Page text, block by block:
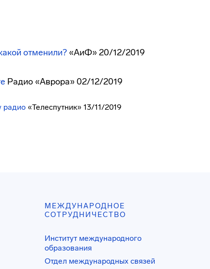
отменили? «АиФ» 20/12/2019
Радио «Аврора» 02/12/2019
радио «Телеспутник» 13/11/2019
МЕЖДУНАРОДНОЕ
СОТРУДНИЧЕСТВО
Институт международного
образования
Отдел международных связей